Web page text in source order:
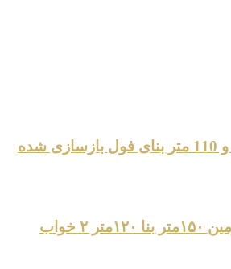
ویلا با 220 متر زمین و 110 متر بنای فول بازسازی شده
ویلا خوش نقشه با زمین ۱۵۰متر بنا ۱۲۰متر ۲ خواب